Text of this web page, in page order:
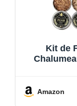
Kit de
homme,
Amazon